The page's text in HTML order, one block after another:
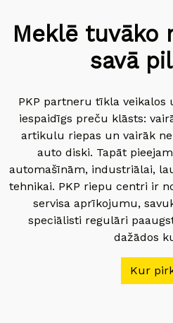
Meklē tuvāko
savā
PKP partneru tīkla veikalos
iespaidīgs preču klāsts:
artikulu riepas un vairāk
auto diski. Tapāt
automašīnām, industriālai,
tehnikai. PKP riepu centri ir
servisa aprīkojumu,
speciālisti regulāri
dažādos
Kur